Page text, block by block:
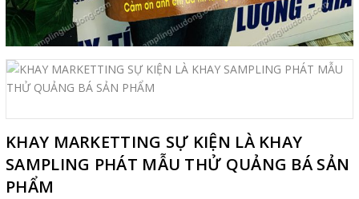
KHAY MARKETTING SỰ KIỆN LÀ KHAY
SAMPLING PHÁT MẪU THỬ QUẢNG BÁ SẢN
PHẨM